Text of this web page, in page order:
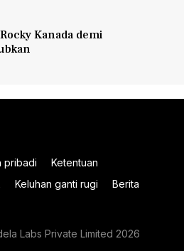
Kanada demi
pribadi
Ketentuan
Keluhan ganti rugi
Berita
Labs Private Limited 2026